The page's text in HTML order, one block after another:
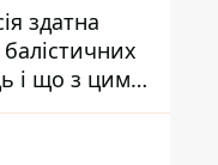
здатна
і що з цим